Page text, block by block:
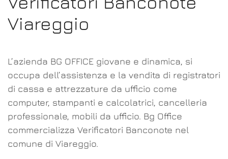
Viareggio
L’azienda BG OFFICE giovane e dinamica, si
occupa dell’assistenza e la vendita di registratori
di cassa e attrezzature da ufficio come
computer, stampanti e calcolatrici, cancelleria
professionale, mobili da ufficio. Bg Office
commercializza Verificatori Banconote nel
comune di Viareggio.